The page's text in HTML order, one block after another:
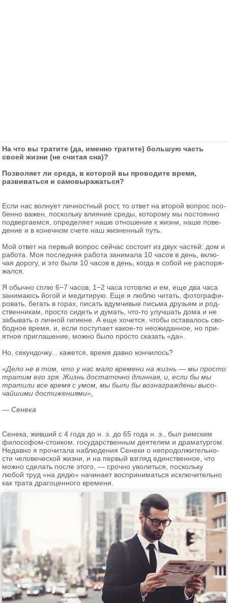
На что вы тратите (да, именно тратите) большую часть
своей жизни (не считая сна)?
Позволяет ли среда, в которой вы проводите время,
развиваться и самовыражаться?
Если нас вол­ну­ет лич­ност­ный рост, то ответ на вто­рой во­прос осо­
бен­но важен, по­сколь­ку вли­я­ние среды, ко­то­ро­му мы по­сто­ян­но
под­вер­га­ем­ся, опре­де­ля­ет наше от­но­ше­ние к жизни, наше по­ве­
де­ние и в ко­неч­ном счете наш жиз­нен­ный путь.
Мой ответ на пер­вый во­прос сей­час со­сто­ит из двух ча­стей: дом и
ра­бо­та. Моя по­след­няя ра­бо­та за­ни­ма­ла 10 часов в день, вклю­
чая до­ро­гу, и это были 10 часов в день, когда я собой не рас­по­ря­
жал­ся.
Я обыч­но сплю 6−7 часов, 1−2 часа го­тов­лю и ем, еще два часа
за­ни­ма­юсь йогой и ме­ди­ти­рую. Еще я люблю чи­тать, фо­то­гра­фи­
ро­вать, бе­гать в горах, пи­сать вдум­чи­вые пись­ма дру­зьям и род­
ствен­ни­кам, про­сто си­деть и ду­мать, что-то улуч­шать дома и не
за­бы­вать о лич­ной ги­ги­ене. А еще хо­чет­ся, чтобы оста­ва­лось сво­
бод­ное время, и, если по­сту­па­ет ка­кое-то неожи­дан­ное, но при­
ят­ное при­гла­ше­ние, можно было про­сто ска­зать «да».
Но, се­кун­доч­ку... ка­жет­ся, время давно кон­чи­лось?
«Дело не в том, что у нас мало вре­ме­ни на жизнь — мы про­сто
тра­тим его зря. Жизнь до­ста­точ­но длин­ная, и, если бы мы
тра­ти­ли все время с умом, мы были бы воз­на­граж­де­ны вы­со­
чай­ши­ми до­сти­же­ни­я­ми»,
— Се­не­ка
Се­не­ка, жив­ший с 4 года до н. э. до 65 года н. э., был рим­ским
фи­ло­со­фом-сто­и­ком, го­су­дар­ствен­ным де­я­те­лем и дра­ма­тур­гом.
Недав­но я про­чи­та­ла на­блю­де­ния Се­не­ки о непро­дол­жи­тель­но­
сти че­ло­ве­че­ской жизни, и на пер­вый взгляд един­ствен­ное, что
можно сде­лать после этого, — сроч­но уво­лить­ся, по­сколь­ку
любой труд «на дядю» на­чи­на­ет вос­при­ни­мать­ся ис­клю­чи­тель­но
как трата дра­го­цен­но­го вре­ме­ни.